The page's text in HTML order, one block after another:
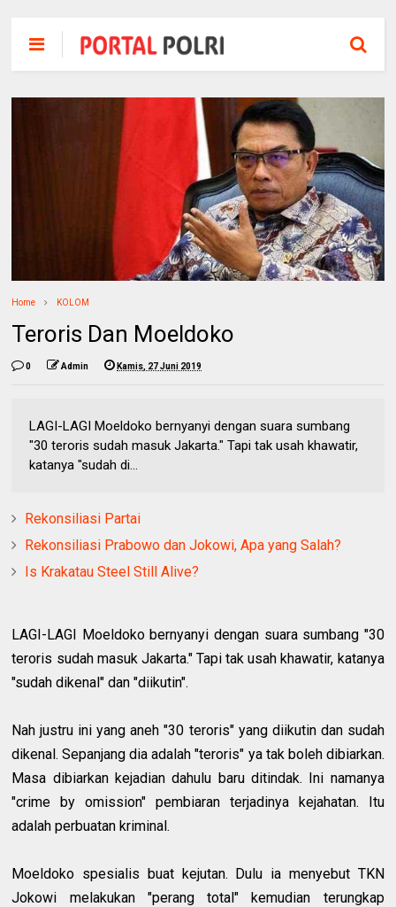
Home KOLOM
Teroris Dan Moeldoko
0 Admin Kamis, 27 Juni 2019
LAGI-LAGI Moeldoko bernyanyi dengan suara sumbang
"30 teroris sudah masuk Jakarta." Tapi tak usah khawatir,
katanya "sudah di...
Rekonsiliasi Partai
Rekonsiliasi Prabowo dan Jokowi, Apa yang Salah?
Is Krakatau Steel Still Alive?
LAGI-LAGI Moeldoko bernyanyi dengan suara sumbang "30
teroris sudah masuk Jakarta." Tapi tak usah khawatir, katanya
"sudah dikenal" dan "diikutin".
Nah justru ini yang aneh "30 teroris" yang diikutin dan sudah
dikenal. Sepanjang dia adalah "teroris" ya tak boleh dibiarkan.
Masa dibiarkan kejadian dahulu baru ditindak. Ini namanya
"crime by omission" pembiaran terjadinya kejahatan. Itu
adalah perbuatan kriminal.
Moeldoko spesialis buat kejutan. Dulu ia menyebut TKN
Jokowi melakukan "perang total" kemudian terungkap